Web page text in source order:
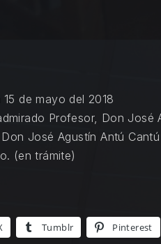
de mayo del 2018
Profesor, Don José
Don José Agustín Antú Cantú
(en trámite)
Tumblr Pinterest